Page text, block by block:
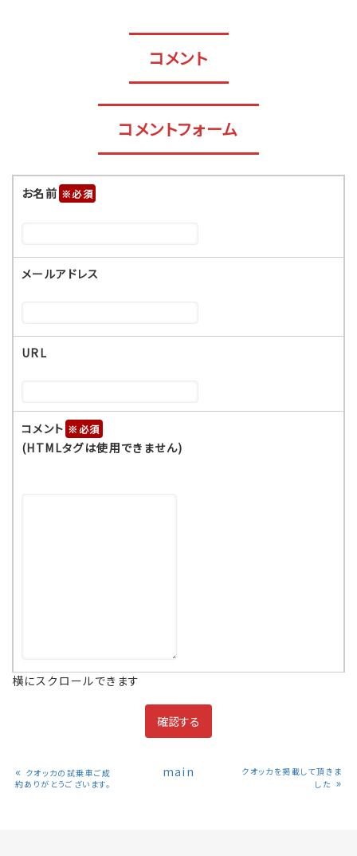
コメント
コメントフォーム
お名前 ※
メールアドレス
URL
コメント ※
(HTMLタグは使用できません)
横にスクロールできます
« クオッカの試乗車ご成
約ありがとうございます。
main
クオッカを掲載して頂きま
した »